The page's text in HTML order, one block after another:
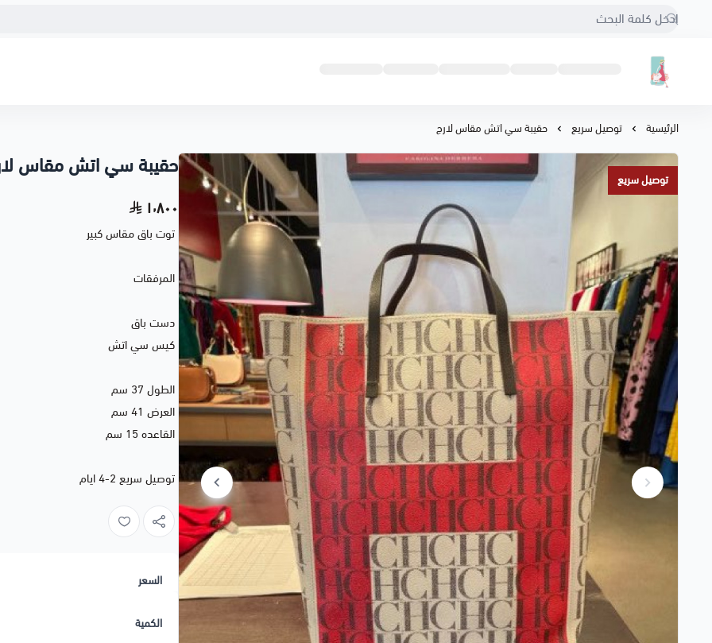
مؤسسة إيمان المحيميد للتسوق
الرئيسية توصيل سريع حقيبة سي اتش مقاس لارج
توصيل سريع
حقيبة سي اتش مقاس
١٬٨٠٠
توت باق مقاس كبير
المرفقات
دست باق
كيس سي اتش
الطول 37 سم
العرض 41 سم
القاعده 15 سم
توصيل سريع 2-4 ايام
السعر
الكمية